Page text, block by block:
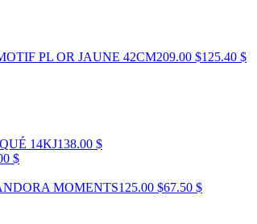
PL OR JAUNE 42CM209.00 $125.40 $
14KJ138.00 $
$
MOMENTS125.00 $67.50 $